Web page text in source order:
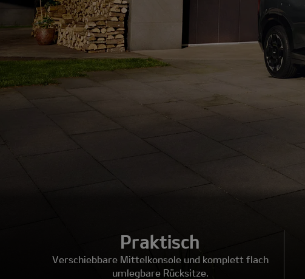
Praktisch
Verschiebbare Mittelkonsole und komplett flach
umlegbare Rücksitze.